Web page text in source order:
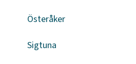
Österåker
Sigtuna